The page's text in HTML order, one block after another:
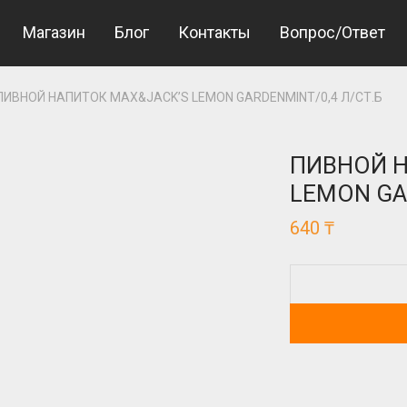
Магазин Блог Контакты Вопрос/Ответ
НАПИТОК MAX&JACK’S LEMON GARDENMINT/0,4 Л/СТ.Б
ПИВНОЙ
LEMON
640 ₸